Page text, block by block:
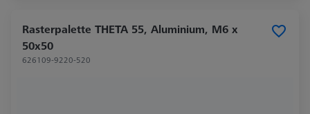
Rasterpalette THETA 55, Aluminium, M6 x
50x50
626109-9220-520